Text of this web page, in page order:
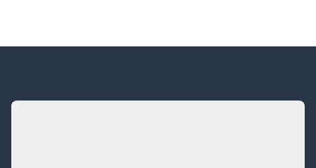
Anmäl dig till vårt nyhetsbrev